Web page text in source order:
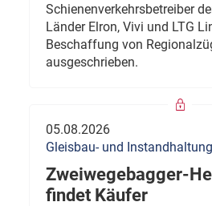
Schienenverkehrsbetreiber
Länder Elron, Vivi und LTG
Beschaffung von
ausgeschrieben.
05.08.2026
Gleisbau- und
Zweiwegebagger-
findet Käufer